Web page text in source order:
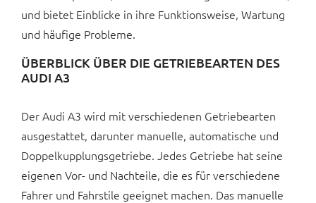
und bietet Einblicke in ihre Funktionsweise, Wartung
und häufige Probleme.
ÜBERBLICK ÜBER DIE GETRIEBEARTEN DES
AUDI A3
Der Audi A3 wird mit verschiedenen Getriebearten
ausgestattet, darunter manuelle, automatische und
Doppelkupplungsgetriebe. Jedes Getriebe hat seine
eigenen Vor- und Nachteile, die es für verschiedene
Fahrer und Fahrstile geeignet machen. Das manuelle